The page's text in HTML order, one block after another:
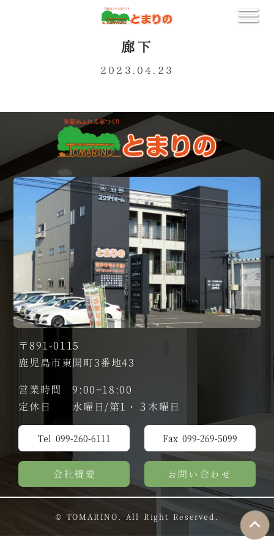
廊下
2023.04.23
〒891-0115
鹿児島市東開町3番地43
営業時間 9:00~18:00
定休日 水曜日/第1・３木曜日
Tel 099-260-6111 Fax 099-269-5099
会社概要 お問い合わせ
© TOMARINO. All Right Reserved.